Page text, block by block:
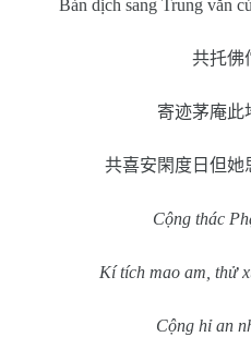
Bản dịch sang Trung văn
共托佛
寄迹茅庵此
共喜安閑度日但她
Cộng thác
Kí tích mao am, thử
Cộng hỉ an